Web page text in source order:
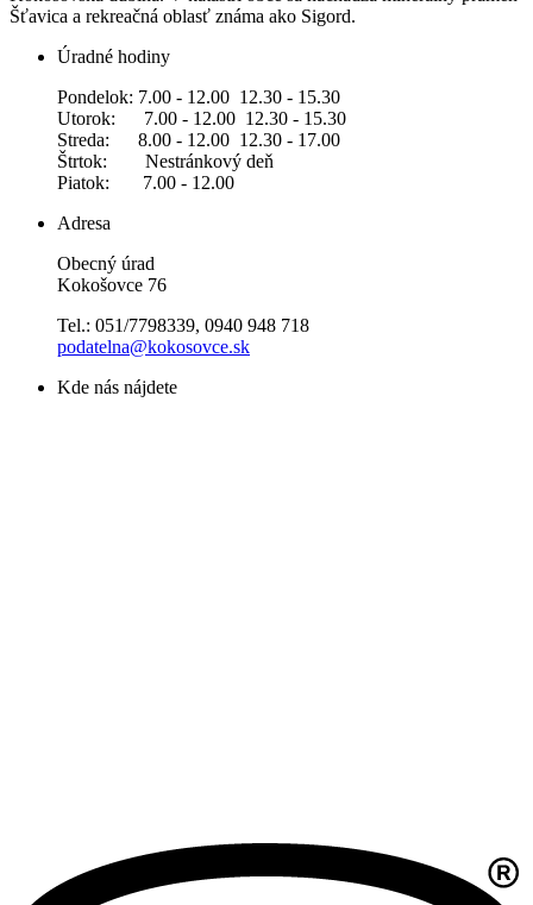
Šťavica a rekreačná oblasť známa ako Sigord.
Úradné hodiny
Pondelok: 7.00 - 12.00 12.30 - 15.30
Utorok: 7.00 - 12.00 12.30 - 15.30
Streda: 8.00 - 12.00 12.30 - 17.00
Štrtok: Nestránkový deň
Piatok: 7.00 - 12.00
Adresa
Obecný úrad
Kokošovce 76
Tel.: 051/7798339, 0940 948 718
podatelna@kokosovce.sk
Kde nás nájdete